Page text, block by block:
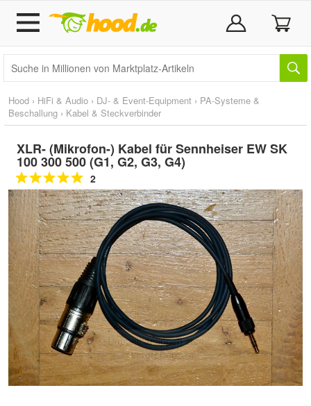
Hood › HiFi & Audio › DJ- & Event-Equipment › PA-Systeme &
Beschallung › Kabel & Steckverbinder
XLR- (Mikrofon-) Kabel für Sennheiser EW SK
100 300 500 (G1, G2, G3, G4)
2
Doppelt antippen zum
vergrößern